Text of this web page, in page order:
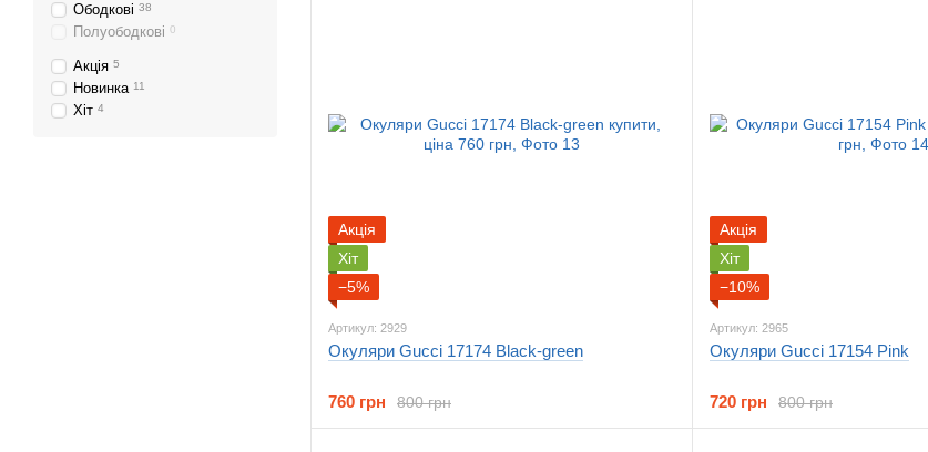
Акція
Хіт
−5%
Артикул: 2929
Окуляри Gucci 17174 Black-green
800 грн
760 грн
Акція
Хіт
−10%
Артикул: 2965
Окуляри Gucci 17154 Pink
800 грн
720 грн
Ободкові 38
Полуободкові 0
Акція 5
Новинка 11
Хіт 4